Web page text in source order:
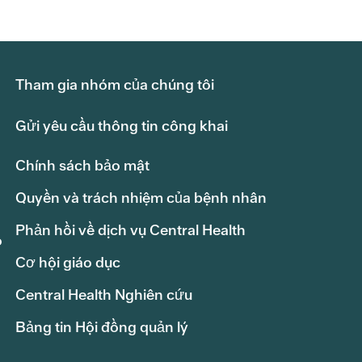
Tham gia nhóm của chúng tôi
Gửi yêu cầu thông tin công khai
Chính sách bảo mật
Quyền và trách nhiệm của bệnh nhân
Phản hồi về dịch vụ Central Health
Cơ hội giáo dục
Central Health Nghiên cứu
Bảng tin Hội đồng quản lý